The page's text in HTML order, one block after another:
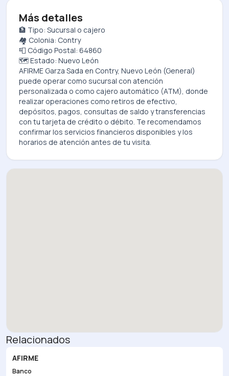
Más detalles
🏦 Tipo: Sucursal o cajero
🏘️ Colonia: Contry
📮 Código Postal: 64860
🗺️ Estado: Nuevo León
AFIRME Garza Sada en Contry, Nuevo León (General)
puede operar como sucursal con atención
personalizada o como cajero automático (ATM), donde
realizar operaciones como retiros de efectivo,
depósitos, pagos, consultas de saldo y transferencias
con tu tarjeta de crédito o débito. Te recomendamos
confirmar los servicios financieros disponibles y los
horarios de atención antes de tu visita.
Relacionados
AFIRME
Banco